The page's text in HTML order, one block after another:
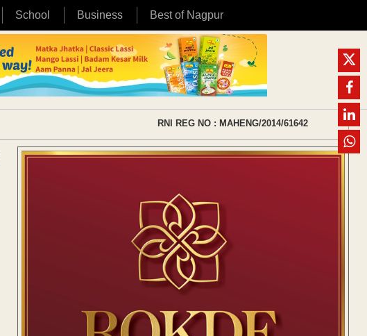
School Business Best of Nagpur
RNI REG NO : MAHENG/2014/61642